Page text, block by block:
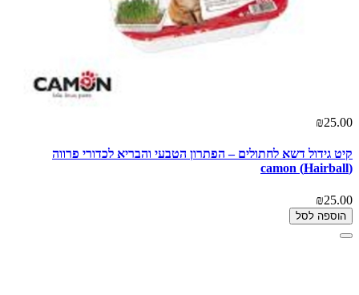
₪25.00
קיט גידול דשא לחתולים – הפתרון הטבעי והבריא לכדורי פרווה
(Hairball) camon
₪25.00
הוספה לסל